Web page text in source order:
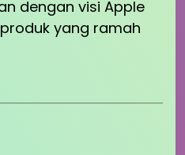
dengan visi Apple
yang ramah